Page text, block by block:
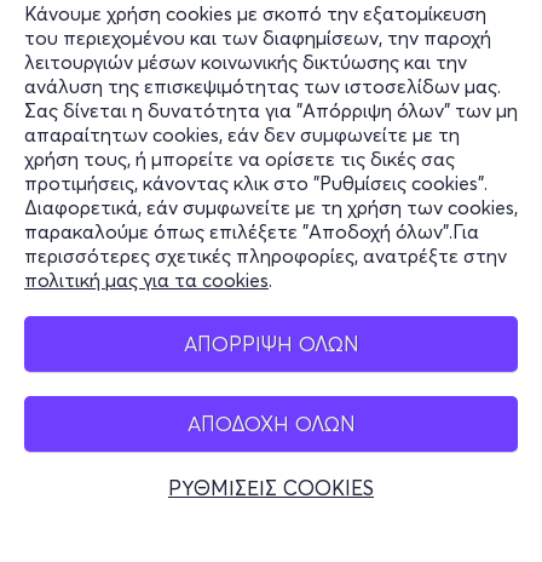
Κάνουμε χρήση cookies με σκοπό την εξατομίκευση
του περιεχομένου και των διαφημίσεων, την παροχή
λειτουργιών μέσων κοινωνικής δικτύωσης και την
ανάλυση της επισκεψιμότητας των ιστοσελίδων μας.
Σας δίνεται η δυνατότητα για "Απόρριψη όλων" των μη
απαραίτητων cookies, εάν δεν συμφωνείτε με τη
χρήση τους, ή μπορείτε να ορίσετε τις δικές σας
προτιμήσεις, κάνοντας κλικ στο "Ρυθμίσεις cookies".
Διαφορετικά, εάν συμφωνείτε με τη χρήση των cookies,
παρακαλούμε όπως επιλέξετε "Αποδοχή όλων".Για
περισσότερες σχετικές πληροφορίες, ανατρέξτε στην
πολιτική μας για τα cookies.
ΑΠΟΡΡΙΨΗ ΟΛΩΝ
ΑΠΟΔΟΧΗ ΟΛΩΝ
ΡΥΘΜΙΣΕΙΣ COOKIES
Πληροφορίες
Υποστήριξη
Stay Connected
Mobile app